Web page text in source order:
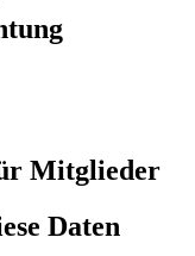
Mitglieder
Daten